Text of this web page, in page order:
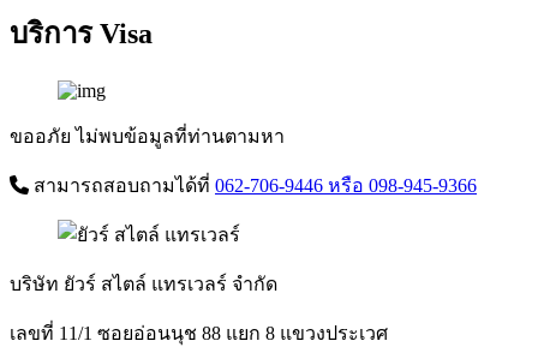
บริการ Visa
ขออภัย ไม่พบข้อมูลที่ท่านตามหา
สามารถสอบถามได้ที่ 062-706-9446 หรือ 098-945-9366
บริษัท ยัวร์ สไตล์ แทรเวลร์ จำกัด
เลขที่ 11/1 ซอยอ่อนนุช 88 แยก 8 แขวงประเวศ